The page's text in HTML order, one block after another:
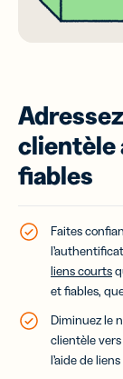
clientèle
fiables
Faites
liens courts
et fiables,
Diminuez le
clientèle
l’aide de